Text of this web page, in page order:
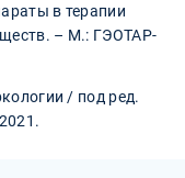
в терапии
– М.: ГЭОТАР-
/ под ред.